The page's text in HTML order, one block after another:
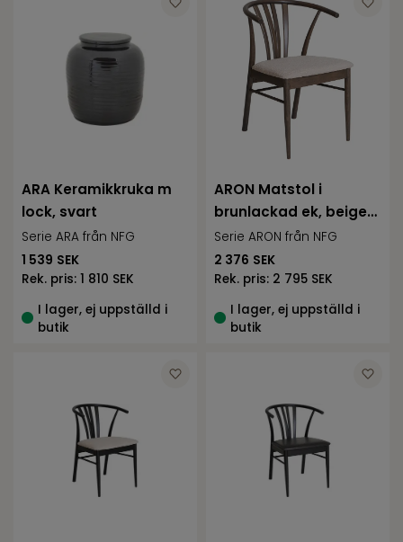
ARA Keramikkruka m
lock, svart
Serie ARA från NFG
1 539 SEK
Rek. pris: 1 810 SEK
I lager, ej uppställd i
butik
ARON Matstol i
brunlackad ek, beige
tyg
Serie ARON från NFG
2 376 SEK
Rek. pris: 2 795 SEK
I lager, ej uppställd i
butik